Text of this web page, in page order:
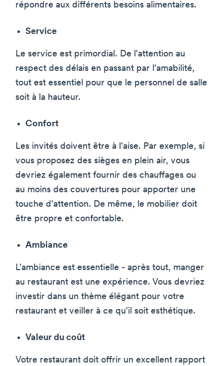
répondre aux différents besoins alimentaires.
Service
Le service est primordial. De l'attention au
respect des délais en passant par l'amabilité,
tout est essentiel pour que le personnel de salle
soit à la hauteur.
Confort
Les invités doivent être à l'aise. Par exemple, si
vous proposez des sièges en plein air, vous
devriez également fournir des chauffages ou
au moins des couvertures pour apporter une
touche d'attention. De même, le mobilier doit
être propre et confortable.
Ambiance
L'ambiance est essentielle - après tout, manger
au restaurant est une expérience. Vous devriez
investir dans un thème élégant pour votre
restaurant et veiller à ce qu'il soit esthétique.
Valeur du coût
Votre restaurant doit offrir un excellent rapport